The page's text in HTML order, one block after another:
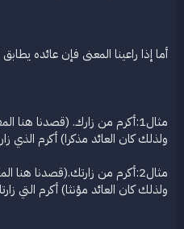
أما إذا راعينا المعنى فإن عائده
مثال1:أكرم من زارك. (قصدنا هنا
ولذلك كان العائد مذكرا) أكرم الذي
مثال2:أكرم من زارتك.(قصدنا
ولذلك كان العائد مؤنثا) أكرم التي